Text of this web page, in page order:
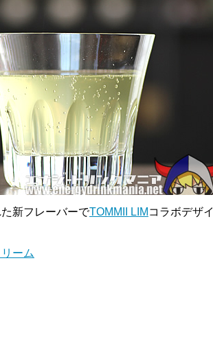
新フレーバーでTOMMII LIM コラボデザイ
ーム